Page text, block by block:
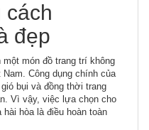
cách
đẹp
món đồ trang trí không
Công dụng chính của
bụi và đồng thời trang
Vì vậy, việc lựa chọn cho
hòa là điều hoàn toàn